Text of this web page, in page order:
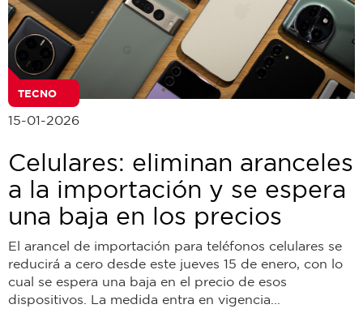
TECNO
15-01-2026
Celulares: eliminan aranceles
a la importación y se espera
una baja en los precios
El arancel de importación para teléfonos celulares se
reducirá a cero desde este jueves 15 de enero, con lo
cual se espera una baja en el precio de esos
dispositivos. La medida entra en vigencia...